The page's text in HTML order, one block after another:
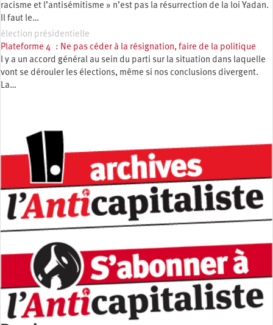
racisme et l’antisémitisme » n’est pas la résurrection de la loi Yadan.
Il faut le…
élection présidentielle
Plateforme 4 : Ne pas céder à la résignation, faire de la politique
l y a un accord général au sein du parti sur la situation dans laquelle
vont se dérouler les élections, même si nos conclusions divergent.
La…